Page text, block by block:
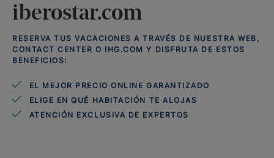
iberostar.com
RESERVA TUS VACACIONES A TRAVÉS DE NUESTRA WEB,
CONTACT CENTER O IHG.COM Y DISFRUTA DE ESTOS
BENEFICIOS:
EL MEJOR PRECIO ONLINE GARANTIZADO
ELIGE EN QUÉ HABITACIÓN TE ALOJAS
ATENCIÓN EXCLUSIVA DE EXPERTOS